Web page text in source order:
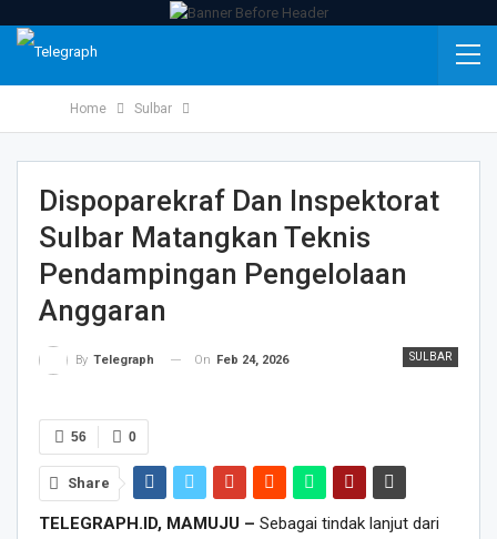
Home Sulbar
Dispoparekraf Dan Inspektorat
Sulbar Matangkan Teknis
Pendampingan Pengelolaan
Anggaran
SULBAR
By Telegraph On Feb 24, 2026
0
56
Share
TELEGRAPH.ID, MAMUJU – Sebagai tindak lanjut dari